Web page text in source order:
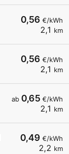
0,56 €/kWh
2,1 km
0,56 €/kWh
2,1 km
ab 0,65 €/kWh
2,1 km
0,49 €/kWh
2,2 km